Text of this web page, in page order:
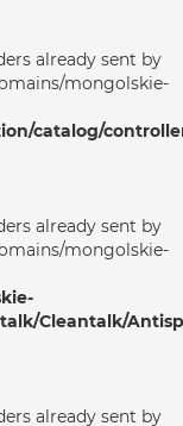
already sent by
mongolskie-
catalog/
already sent by
mongolskie-
Cleantalk/
already sent by